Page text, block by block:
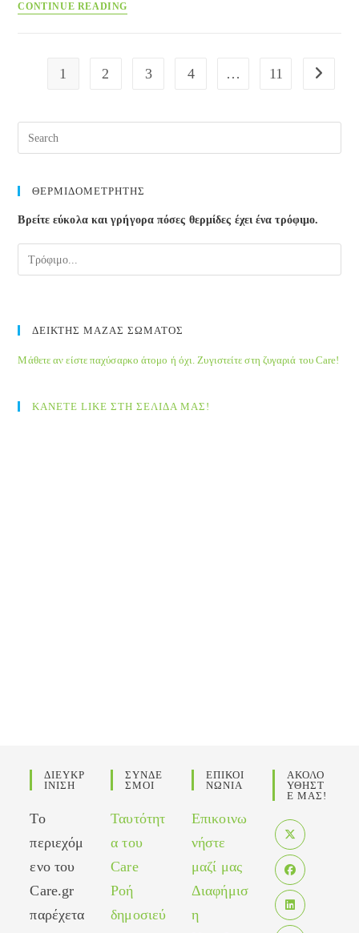
CONTINUE READING
1 2 3 4 … 11 Go to
ΘΕΡΜΙΔΟΜΕΤΡΗΤΗΣ
Βρείτε εύκολα και γρήγορα πόσες θερμίδες έχει ένα τρόφιμο.
ΔΕΙΚΤΗΣ ΜΑΖΑΣ ΣΩΜΑΤΟΣ
Μάθετε αν είστε παχύσαρκο άτομο ή όχι. Ζυγιστείτε στη ζυγαριά του Care!
ΚΑΝΕΤΕ LIKE ΣΤΗ ΣΕΛΙΔΑ ΜΑΣ!
ΔΙΕΥΚΡ
ΙΝΙΣΗ
Το
περιεχόμ
ενο του
Care.gr
παρέχετα
ΣΥΝΔΕ
ΣΜΟΙ
Ταυτότητ
α του
Care
Ροή
δημοσιεύ
ΕΠΙΚΟΙ
ΝΩΝΙΑ
Επικοινω
νήστε
μαζί μας
Διαφήμισ
η
ΑΚΟΛΟ
ΥΘΗΣΤ
Ε ΜΑΣ!
Opens
in
a
new
Opens
in
aOpens